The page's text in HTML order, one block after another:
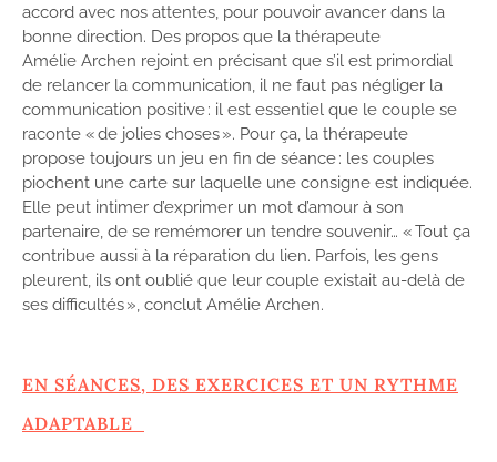
accord avec nos attentes, pour pouvoir avancer dans la
bonne direction. Des propos que la thérapeute
Amélie Archen rejoint en précisant que s’il est primordial
de relancer la communication, il ne faut pas négliger la
communication positive : il est essentiel que le couple se
raconte « de jolies choses ». Pour ça, la thérapeute
propose toujours un jeu en fin de séance : les couples
piochent une carte sur laquelle une consigne est indiquée.
Elle peut intimer d’exprimer un mot d’amour à son
partenaire, de se remémorer un tendre souvenir… « Tout ça
contribue aussi à la réparation du lien. Parfois, les gens
pleurent, ils ont oublié que leur couple existait au-delà de
ses difficultés », conclut Amélie Archen.
EN SÉANCES, DES EXERCICES ET UN RYTHME
ADAPTABLE